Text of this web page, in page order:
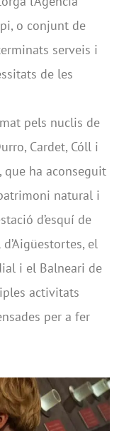
o conjunt de
serveis i
de les
pels nuclis de
Cardet, Cóll i
que ha aconseguit
natural i
d’esquí de
el
i el Balneari de
activitats
per a fer